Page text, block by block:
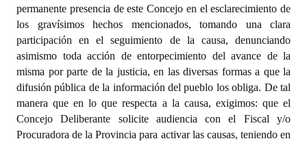
permanente presencia de este Concejo en el esclarecimiento de
los gravísimos hechos mencionados, tomando una clara
participación en el seguimiento de la causa, denunciando
asimismo toda acción de entorpecimiento del avance de la
misma por parte de la justicia, en las diversas formas a que la
difusión pública de la información del pueblo los obliga. De tal
manera que en lo que respecta a la causa, exigimos: que el
Concejo Deliberante solicite audiencia con el Fiscal y/o
Procuradora de la Provincia para activar las causas, teniendo en